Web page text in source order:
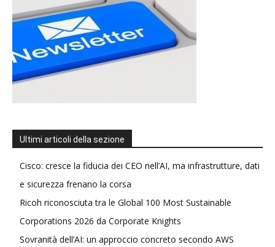
Ultimi articoli della sezione
Cisco: cresce la fiducia dei CEO nell’AI, ma infrastrutture, dati
e sicurezza frenano la corsa
Ricoh riconosciuta tra le Global 100 Most Sustainable
Corporations 2026 da Corporate Knights
Sovranità dell’AI: un approccio concreto secondo AWS